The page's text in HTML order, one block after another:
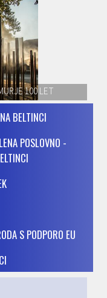
100 LET
BELTINCI
POSLOVNO -
S PODPORO EU